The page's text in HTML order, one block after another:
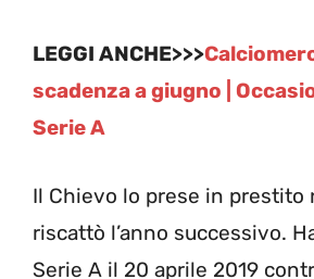
LEGGI ANCHE>>>
scadenza a giugno |
Serie A
Il Chievo lo prese in prestito
riscattò l’anno successivo.
Serie A il 20 aprile 2019